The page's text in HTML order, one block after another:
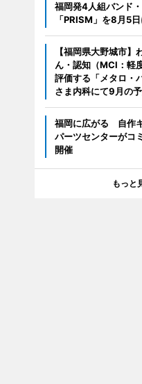
福岡発4人組バンド
「PRISM」を8月5
【福岡県大野城市
ん・認知（MCI：軽
評価する「メタロ・
さま内科にて9月の
福岡に広がる 自作
パーツセンターがコ
開催
もっと